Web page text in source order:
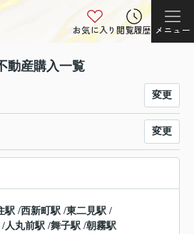
お気に入り閲覧履歴 メニュー
動産購入一覧
変更
変更
駅 /西新町駅 /東二見駅 /
/ 人丸前駅 /舞子駅 /朝霧駅